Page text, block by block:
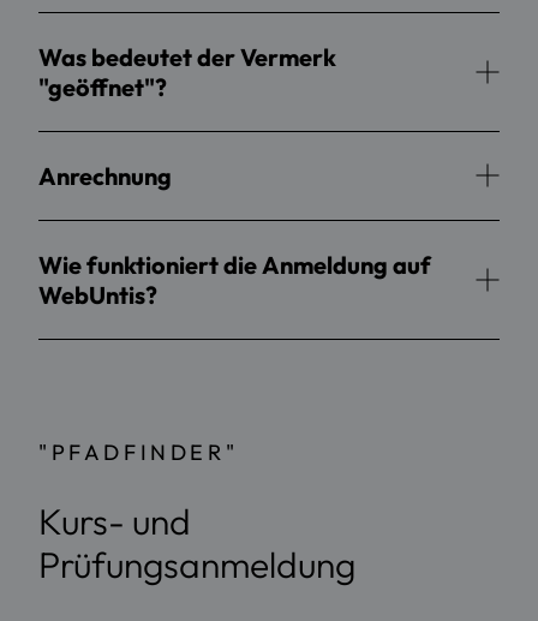
Was bedeutet der Vermerk
"geöffnet"?
Anrechnung
Wie funktioniert die Anmeldung auf
WebUntis?
"PFADFINDER"
Kurs- und
Prüfungsanmeldung